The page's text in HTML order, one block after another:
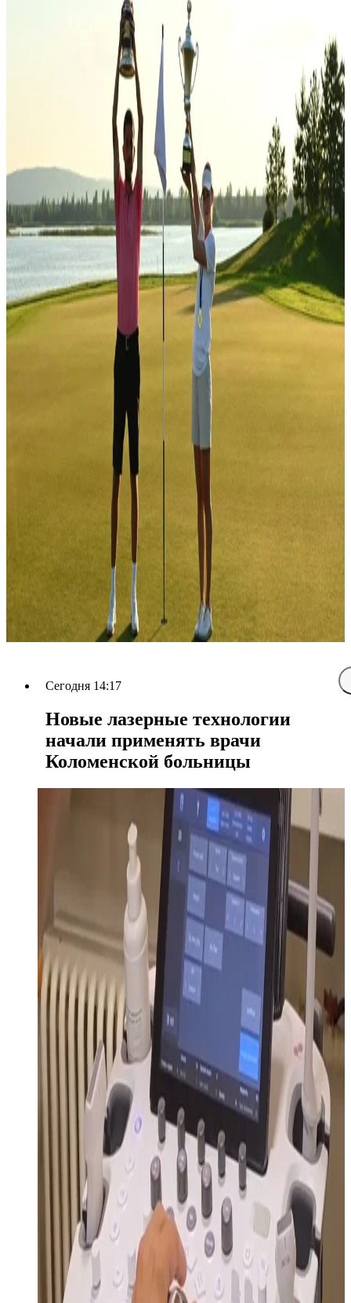
Сегодня 14:17
Новые лазерные технологии
начали применять врачи
Коломенской больницы